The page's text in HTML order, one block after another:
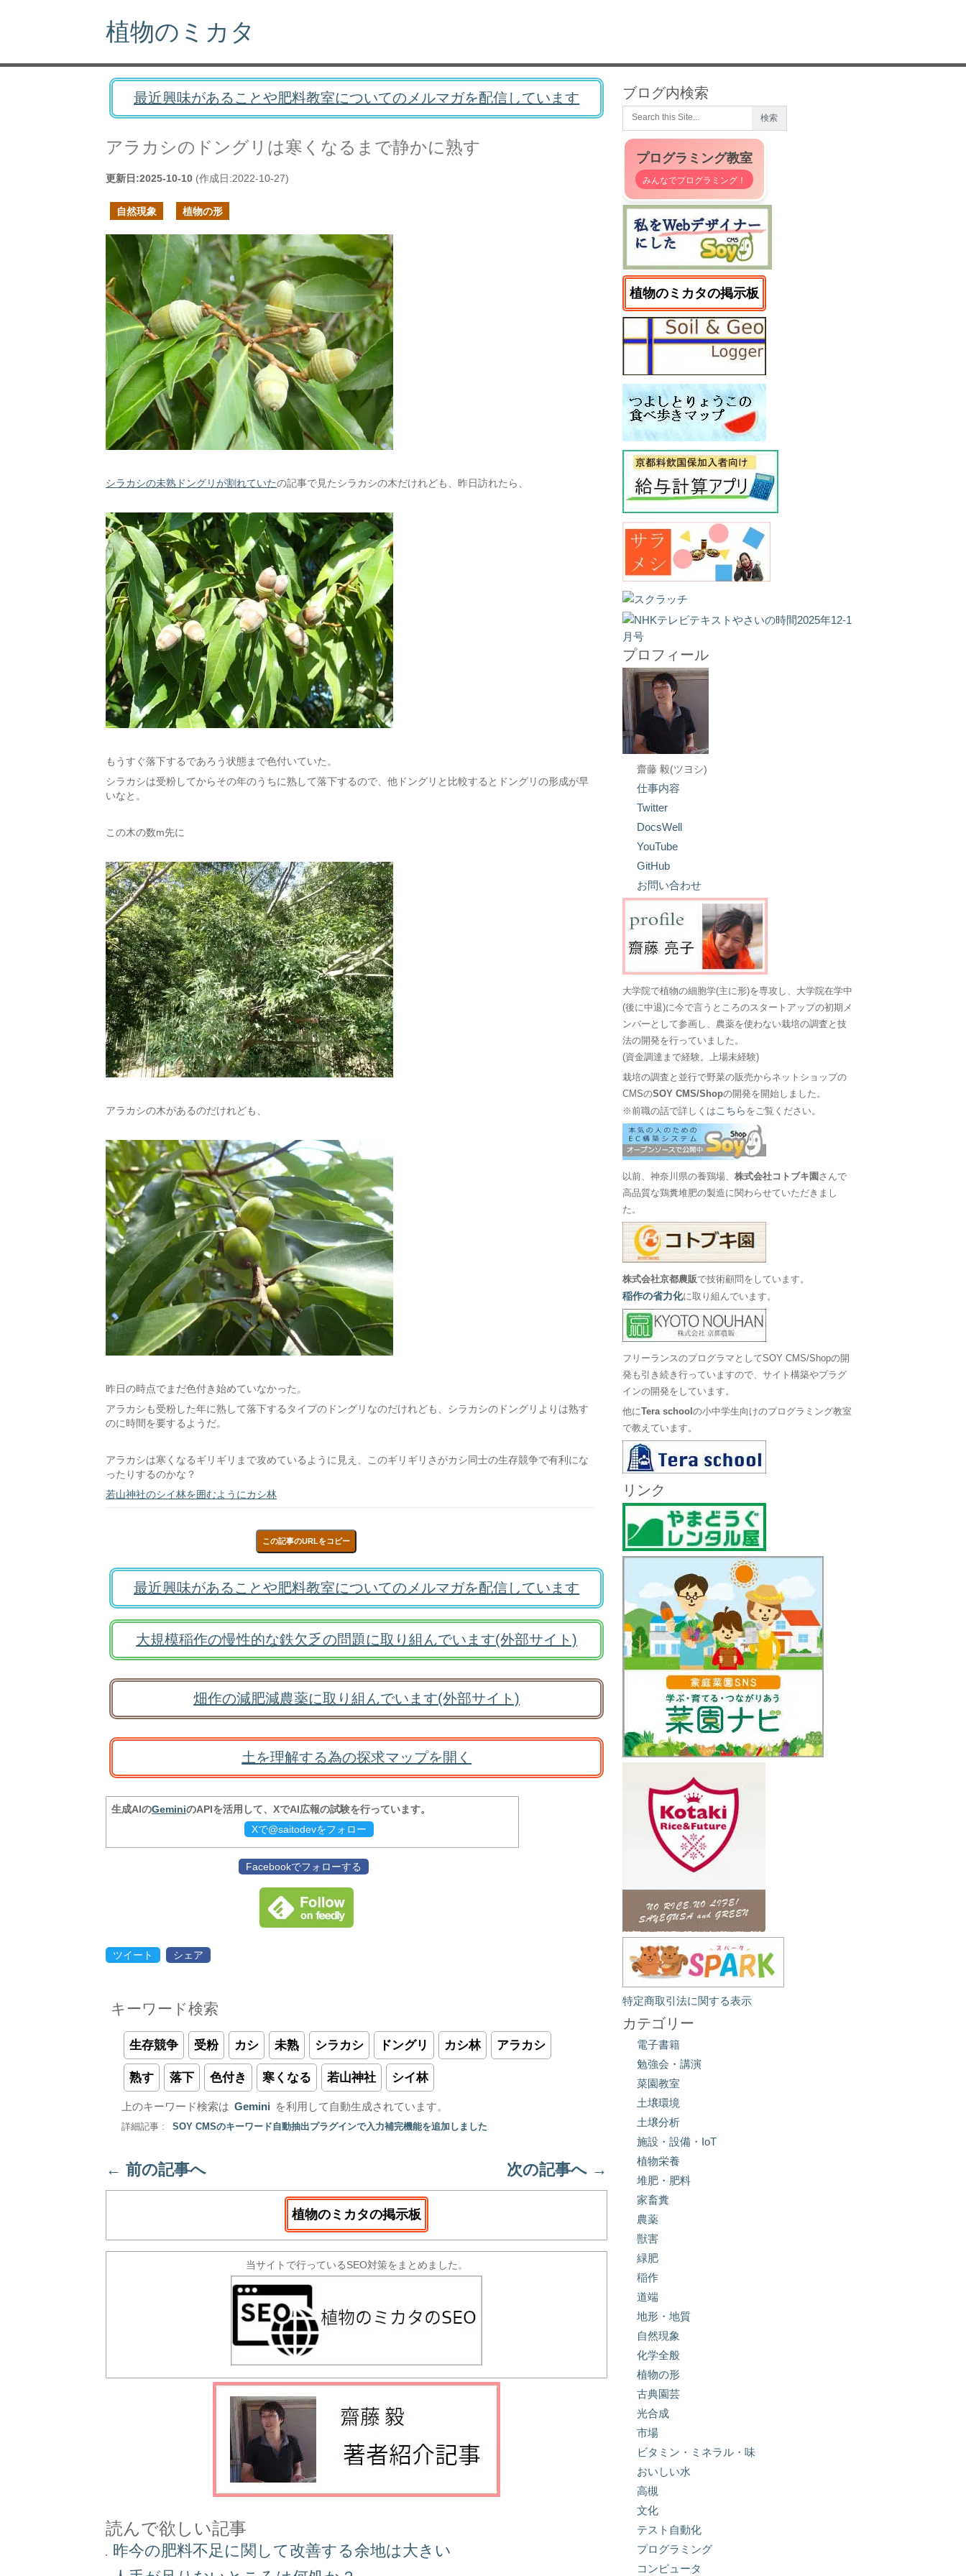
植物のミカタ
最近興味があることや肥料教室についてのメルマガを配信しています
アラカシのドングリは寒くなるまで静かに熟す
更新日:2025-10-10 (作成日:2022-10-27)
自然現象 植物の形
シラカシの未熟ドングリが割れていたの記事で見たシラカシの木だけれども、昨日訪れたら、
もうすぐ落下するであろう状態まで色付いていた。
シラカシは受粉してからその年のうちに熟して落下するので、他ドングリと比較するとドングリの形成が早
いなと。
この木の数m先に
アラカシの木があるのだけれども、
昨日の時点でまだ色付き始めていなかった。
アラカシも受粉した年に熟して落下するタイプのドングリなのだけれども、シラカシのドングリよりは熟す
のに時間を要するようだ。
アラカシは寒くなるギリギリまで攻めているように見え、このギリギリさがカシ同士の生存競争で有利にな
ったりするのかな？
若山神社のシイ林を囲むようにカシ林
この記事のURLをコピー
最近興味があることや肥料教室についてのメルマガを配信しています
大規模稲作の慢性的な鉄欠乏の問題に取り組んでいます(外部サイト)
畑作の減肥減農薬に取り組んでいます(外部サイト)
土を理解する為の探求マップを開く
生成AIのGeminiのAPIを活用して、XでAI広報の試験を行っています。
Xで@saitodevをフォロー
Facebookでフォローする
ツイート シェア
キーワード検索
生存競争 受粉 カシ 未熟 シラカシ ドングリ カシ林 アラカシ
熟す 落下 色付き 寒くなる 若山神社 シイ林
上のキーワード検索は Gemini を利用して自動生成されています。
詳細記事 : SOY CMSのキーワード自動抽出プラグインで入力補完機能を追加しました
← 前の記事へ 次の記事へ →
植物のミカタの掲示板
当サイトで行っているSEO対策をまとめました。
読んで欲しい記事
昨今の肥料不足に関して改善する余地は大きい
ブログ内検索
プログラミング教室
みんなでプログラミング！
植物のミカタの掲示板
プロフィール
齋藤 毅(ツヨシ)
仕事内容
Twitter
DocsWell
YouTube
GitHub
お問い合わせ
大学院で植物の細胞学(主に形)を専攻し、大学院在学中
(後に中退)に今で言うところのスタートアップの初期メ
ンバーとして参画し、農薬を使わない栽培の調査と技
法の開発を行っていました。
(資金調達まで経験。上場未経験)
栽培の調査と並行で野菜の販売からネットショップの
CMSのSOY CMS/Shopの開発を開始しました。
※前職の話で詳しくは こちら をご覧ください。
以前、神奈川県の養鶏場、株式会社コトブキ園 さんで
高品質な鶏糞堆肥の製造に関わらせていただきまし
た。
株式会社京都農販で技術顧問をしています。
稲作の省力化に取り組んでいます。
フリーランスのプログラマとしてSOY CMS/Shopの開
発も引き続き行っていますので、サイト構築やプラグ
インの開発をしています。
他にTera schoolの小中学生向けのプログラミング教室
で教えています。
リンク
特定商取引法に関する表示
カテゴリー
電子書籍
勉強会・講演
菜園教室
土壌環境
土壌分析
施設・設備・IoT
植物栄養
堆肥・肥料
家畜糞
農薬
獣害
緑肥
稲作
道端
地形・地質
自然現象
化学全般
植物の形
古典園芸
光合成
市場
ビタミン・ミネラル・味
おいしい水
高槻
文化
テスト自動化
プログラミング
コンピュータ